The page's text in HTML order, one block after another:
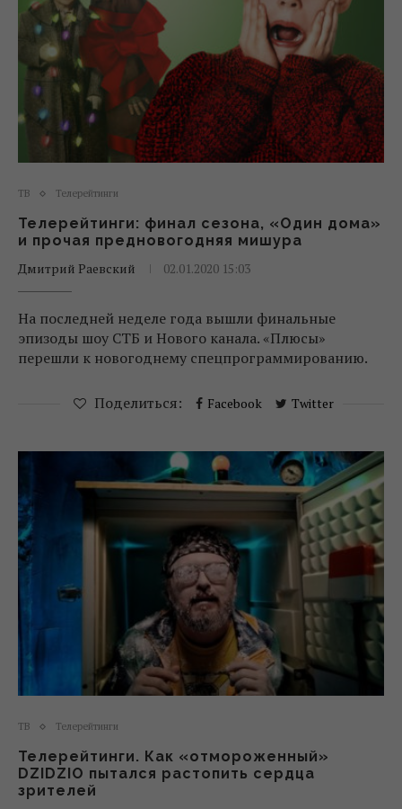
ТВ Телерейтинги
Телерейтинги: финал сезона, «Один дома»
и прочая предновогодняя мишура
Дмитрий Раевский
02.01.2020 15:03
На последней неделе года вышли финальные
эпизоды шоу СТБ и Нового канала. «Плюсы»
перешли к новогоднему спецпрограммированию.
Поделиться: Facebook Twitter
ТВ Телерейтинги
Телерейтинги. Как «отмороженный»
DZIDZIO пытался растопить сердца
зрителей